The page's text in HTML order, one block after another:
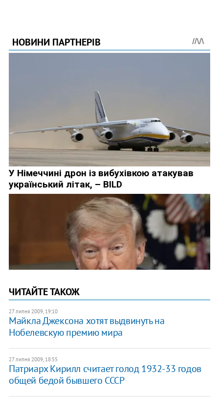
ЧИТАЙТЕ ТАКОЖ
27 липня 2009, 19:10
Майкла Джексона хотят выдвинуть на
Нобелевскую премию мира
27 липня 2009, 18:55
Патриарх Кирилл считает голод 1932-33 годов
общей бедой бывшего СССР